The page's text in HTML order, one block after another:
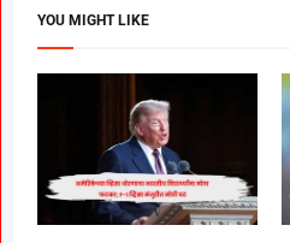
YOU MIGHT LIKE